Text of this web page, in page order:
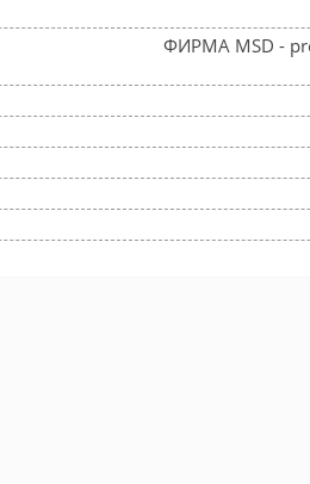
ФИРМА MSD -